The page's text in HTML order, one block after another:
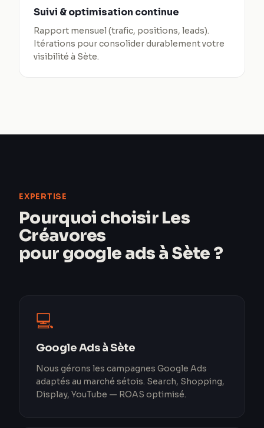
Suivi & optimisation continue
Rapport mensuel (trafic, positions, leads).
Itérations pour consolider durablement votre
visibilité à Sète.
EXPERTISE
Pourquoi choisir Les
Créavores
pour google ads à Sète ?
💻
Google Ads à Sète
Nous gérons les campagnes Google Ads
adaptés au marché sétois. Search, Shopping,
Display, YouTube — ROAS optimisé.